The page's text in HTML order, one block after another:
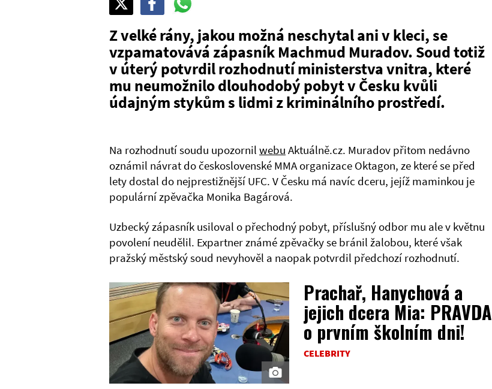
Pošli
na
Pošli
na
Facebook WhatsAppu
Z velké rány, jakou možná neschytal ani v kleci, se
vzpamatovává zápasník Machmud Muradov. Soud totiž
v úterý potvrdil rozhodnutí ministerstva vnitra, které
mu neumožnilo dlouhodobý pobyt v Česku kvůli
údajným stykům s lidmi z kriminálního prostředí.
Na rozhodnutí soudu upozornil webu Aktuálně.cz. Muradov přitom nedávno
oznámil návrat do československé MMA organizace Oktagon, ze které se před
lety dostal do nejprestižnější UFC. V Česku má navíc dceru, jejíž maminkou je
populární zpěvačka Monika Bagárová.
Uzbecký zápasník usiloval o přechodný pobyt, příslušný odbor mu ale v květnu
povolení neudělil. Expartner známé zpěvačky se bránil žalobou, které však
pražský městský soud nevyhověl a naopak potvrdil předchozí rozhodnutí.
Prachař, Hanychová a
jejich dcera Mia: PRAVDA
o prvním školním dni!
CELEBRITY